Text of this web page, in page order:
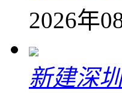
2026年
新建深